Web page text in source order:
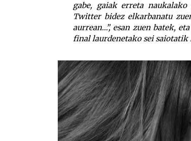
gabe, gaiak erreta
Twitter bidez elkarbanatu
aurrean…”, esan zuen batek,
final laurdenetako sei saiotatik